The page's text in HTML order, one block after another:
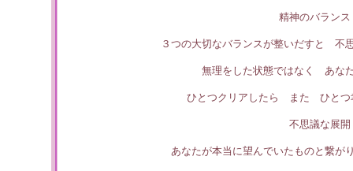
精神のバラン
３つの大切なバランスが整いだすと 不
無理をした状態ではなく あな
ひとつクリアしたら また ひとつ
不思議な展
あなたが本当に望んでいたものと繋が